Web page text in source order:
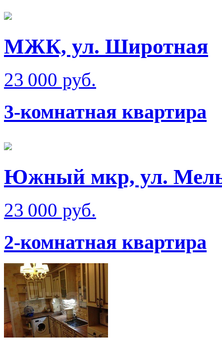
МЖК, ул. Широтная
23 000 руб.
3-комнатная квартира
Южный мкр, ул.
23 000 руб.
2-комнатная квартира